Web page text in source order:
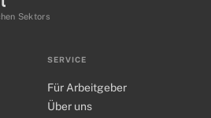
Sektors
SERVICE
Für Arbeitgeber
Über uns